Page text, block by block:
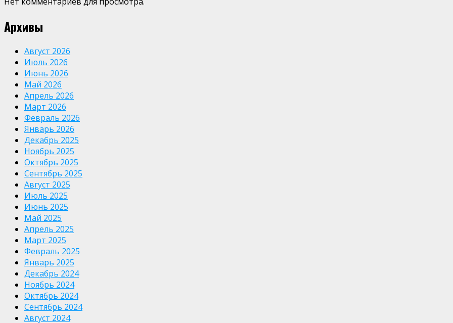
Архивы
Август 2026
Июль 2026
Июнь 2026
Май 2026
Апрель 2026
Март 2026
Февраль 2026
Январь 2026
Декабрь 2025
Ноябрь 2025
Октябрь 2025
Сентябрь 2025
Август 2025
Июль 2025
Июнь 2025
Май 2025
Апрель 2025
Март 2025
Февраль 2025
Январь 2025
Декабрь 2024
Ноябрь 2024
Октябрь 2024
Сентябрь 2024
Август 2024